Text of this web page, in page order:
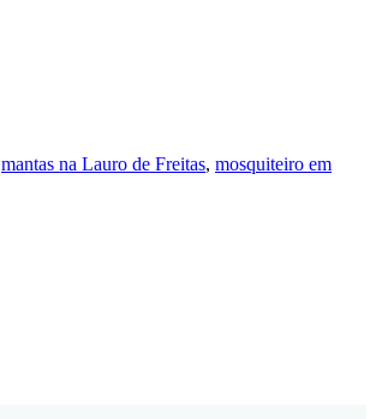
mantas na Lauro de Freitas, mosquiteiro em